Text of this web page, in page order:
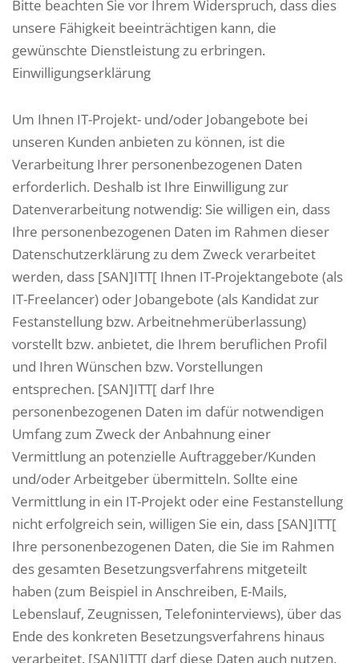
Bitte beachten Sie vor Ihrem Widerspruch, dass dies
unsere Fähigkeit beeinträchtigen kann, die
gewünschte Dienstleistung zu erbringen.
Einwilligungserklärung
Um Ihnen IT-Projekt- und/oder Jobangebote bei
unseren Kunden anbieten zu können, ist die
Verarbeitung Ihrer personenbezogenen Daten
erforderlich. Deshalb ist Ihre Einwilligung zur
Datenverarbeitung notwendig: Sie willigen ein, dass
Ihre personenbezogenen Daten im Rahmen dieser
Datenschutzerklärung zu dem Zweck verarbeitet
werden, dass [SAN]ITT[ Ihnen IT-Projektangebote (als
IT-Freelancer) oder Jobangebote (als Kandidat zur
Festanstellung bzw. Arbeitnehmerüberlassung)
vorstellt bzw. anbietet, die Ihrem beruflichen Profil
und Ihren Wünschen bzw. Vorstellungen
entsprechen. [SAN]ITT[ darf Ihre
personenbezogenen Daten im dafür notwendigen
Umfang zum Zweck der Anbahnung einer
Vermittlung an potenzielle Auftraggeber/Kunden
und/oder Arbeitgeber übermitteln. Sollte eine
Vermittlung in ein IT-Projekt oder eine Festanstellung
nicht erfolgreich sein, willigen Sie ein, dass [SAN]ITT[
Ihre personenbezogenen Daten, die Sie im Rahmen
des gesamten Besetzungsverfahrens mitgeteilt
haben (zum Beispiel in Anschreiben, E-Mails,
Lebenslauf, Zeugnissen, Telefoninterviews), über das
Ende des konkreten Besetzungsverfahrens hinaus
verarbeitet. [SAN]ITT[ darf diese Daten auch nutzen,